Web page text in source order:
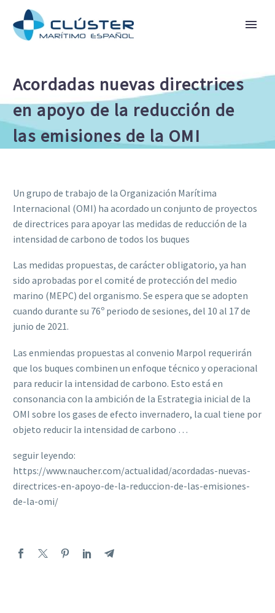
Acordadas nuevas directrices
en apoyo de la reducción de
las emisiones de la OMI
Un grupo de trabajo de la Organización Marítima
Internacional (OMI) ha acordado un conjunto de proyectos
de directrices para apoyar las medidas de reducción de la
intensidad de carbono de todos los buques
Las medidas propuestas, de carácter obligatorio, ya han
sido aprobadas por el comité de protección del medio
marino (MEPC) del organismo. Se espera que se adopten
cuando durante su 76º periodo de sesiones, del 10 al 17 de
junio de 2021.
Las enmiendas propuestas al convenio Marpol requerirán
que los buques combinen un enfoque técnico y operacional
para reducir la intensidad de carbono. Esto está en
consonancia con la ambición de la Estrategia inicial de la
OMI sobre los gases de efecto invernadero, la cual tiene por
objeto reducir la intensidad de carbono …
seguir leyendo:
https://www.naucher.com/actualidad/acordadas-nuevas-
directrices-en-apoyo-de-la-reduccion-de-las-emisiones-
de-la-omi/